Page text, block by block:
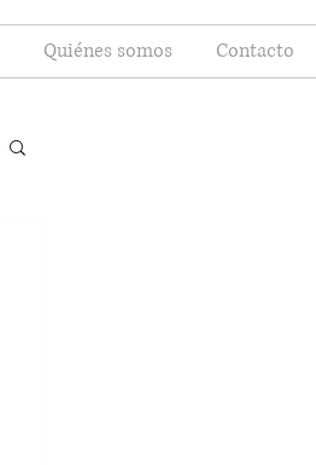
Quiénes somos Contacto